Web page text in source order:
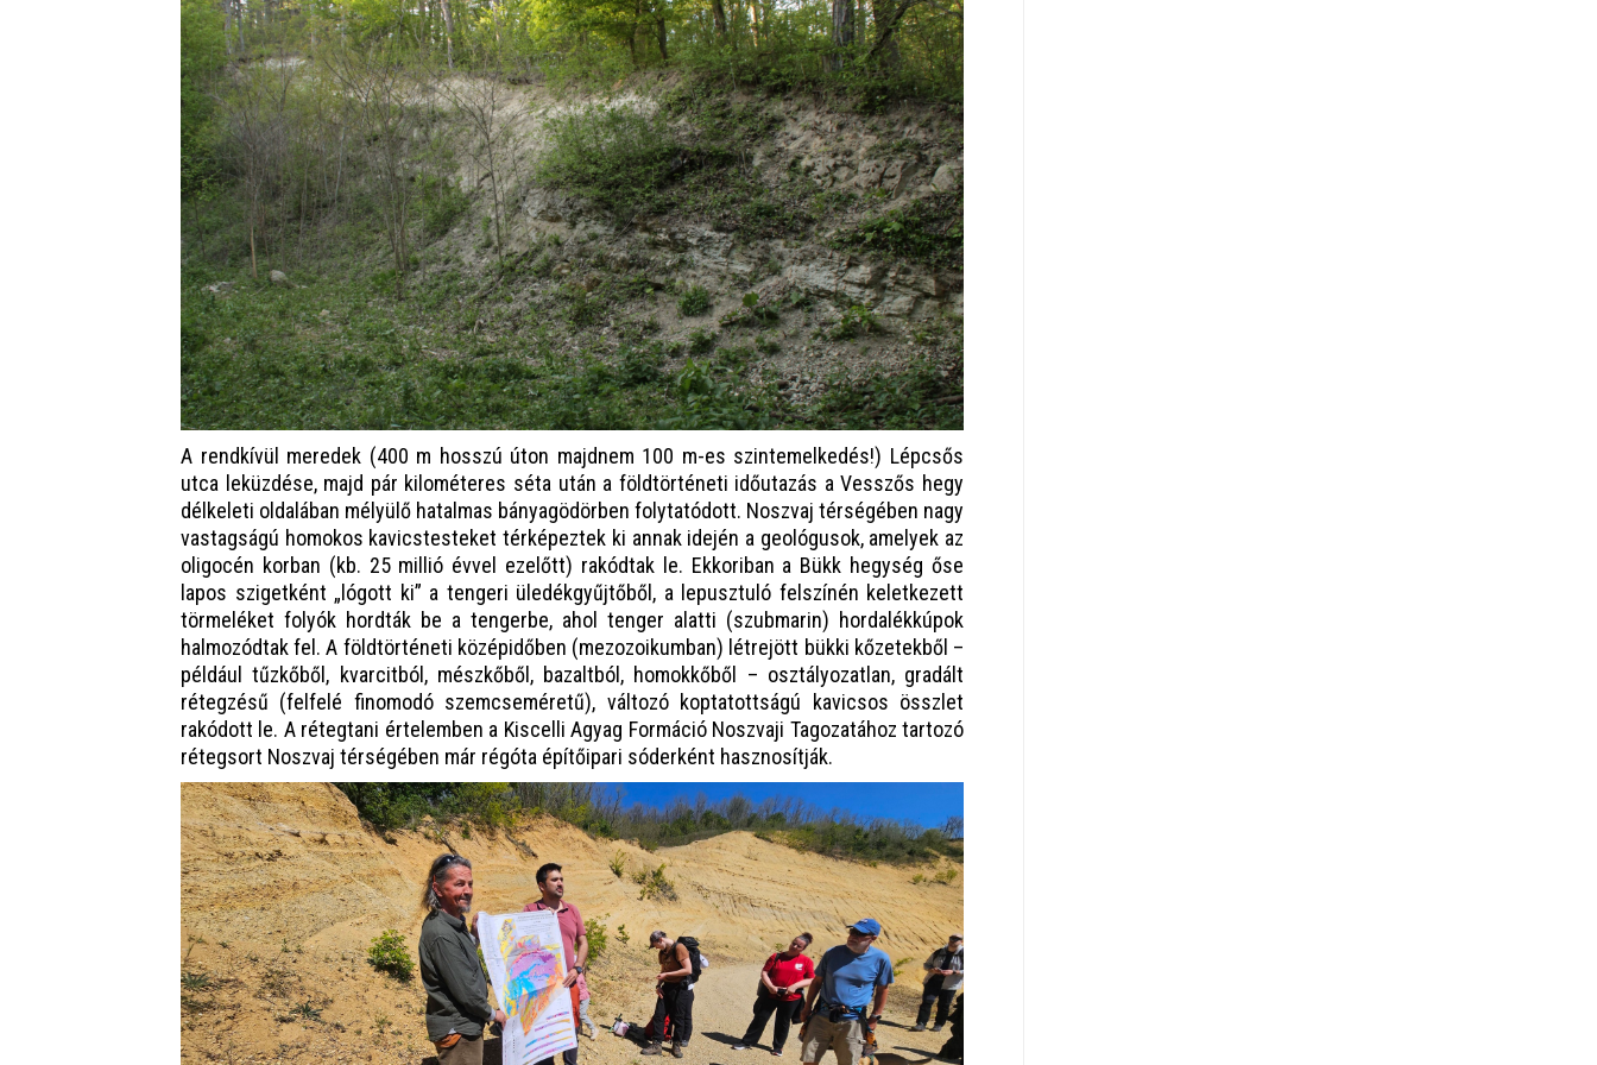
A rendkívül meredek (400 m hosszú úton majdnem 100 m-es szintemelkedés!) Lépcsős
utca leküzdése, majd pár kilométeres séta után a földtörténeti időutazás a Vesszős hegy
délkeleti oldalában mélyülő hatalmas bányagödörben folytatódott. Noszvaj térségében nagy
vastagságú homokos kavicstesteket térképeztek ki annak idején a geológusok, amelyek az
oligocén korban (kb. 25 millió évvel ezelőtt) rakódtak le. Ekkoriban a Bükk hegység őse
lapos szigetként „lógott ki” a tengeri üledékgyűjtőből, a lepusztuló felszínén keletkezett
törmeléket folyók hordták be a tengerbe, ahol tenger alatti (szubmarin) hordalékkúpok
halmozódtak fel. A földtörténeti középidőben (mezozoikumban) létrejött bükki kőzetekből –
például tűzkőből, kvarcitból, mészkőből, bazaltból, homokkőből – osztályozatlan, gradált
rétegzésű (felfelé finomodó szemcseméretű), változó koptatottságú kavicsos összlet
rakódott le. A rétegtani értelemben a Kiscelli Agyag Formáció Noszvaji Tagozatához tartozó
rétegsort Noszvaj térségében már régóta építőipari sóderként hasznosítják.